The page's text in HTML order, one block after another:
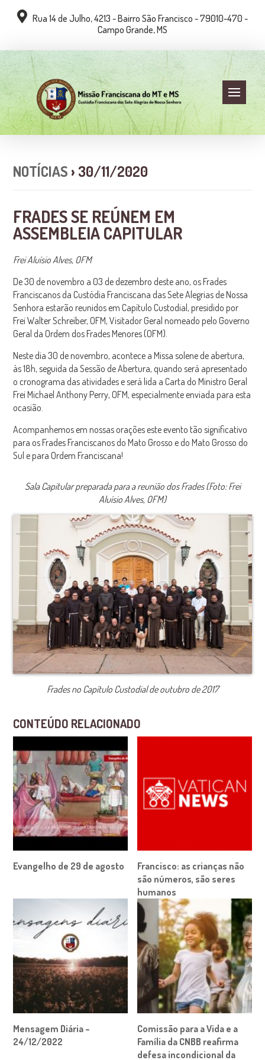
Rua 14 de Julho, 4213 - Bairro São Francisco - 79010-470 -
Campo Grande, MS
NOTÍCIAS › 30/11/2020
FRADES SE REÚNEM EM
ASSEMBLEIA CAPITULAR
Frei Aluísio Alves, OFM
De 30 de novembro a 03 de dezembro deste ano, os Frades
Franciscanos da Custódia Franciscana das Sete Alegrias de Nossa
Senhora estarão reunidos em Capítulo Custodial, presidido por
Frei Walter Schreiber, OFM, Visitador Geral nomeado pelo Governo
Geral da Ordem dos Frades Menores (OFM).
Neste dia 30 de novembro, acontece a Missa solene de abertura,
às 18h, seguida da Sessão de Abertura, quando será apresentado
o cronograma das atividades e será lida a Carta do Ministro Geral
Frei Michael Anthony Perry, OFM, especialmente enviada para esta
ocasião.
Acompanhemos em nossas orações este evento tão significativo
para os Frades Franciscanos do Mato Grosso e do Mato Grosso do
Sul e para Ordem Franciscana!
Sala Capitular preparada para a reunião dos Frades(Foto: Frei
Aluísio Alves, OFM)
Frades no Capítulo Custodial de outubro de 2017
CONTEÚDO RELACIONADO
Evangelho de 29 de agosto
Francisco: as crianças não
são números, são seres
humanos
Mensagem Diária –
24/12/2022
Comissão para a Vida e a
Família da CNBB reafirma
defesa incondicional da